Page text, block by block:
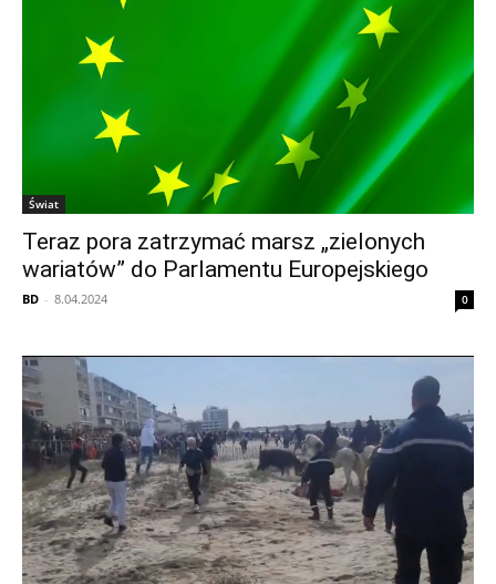
Świat
Teraz pora zatrzymać marsz „zielonych
wariatów” do Parlamentu Europejskiego
BD - 8.04.2024 0